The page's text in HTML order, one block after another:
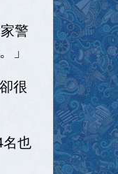
警
」
很
也